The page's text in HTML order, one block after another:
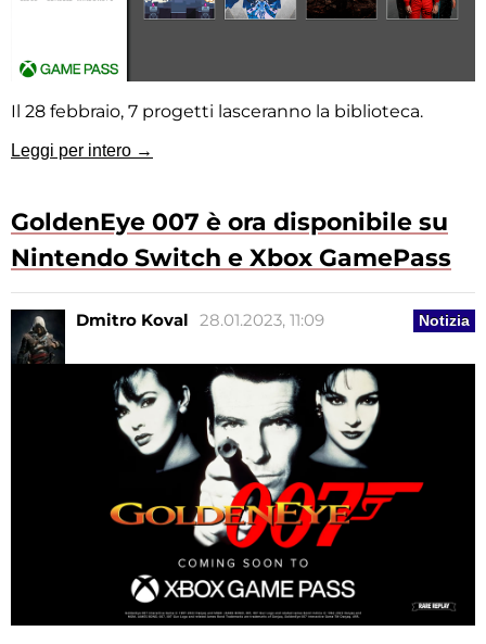
Il 28 febbraio, 7 progetti lasceranno la biblioteca.
Leggi per intero →
GoldenEye 007 è ora disponibile su
Nintendo Switch e Xbox GamePass
Notizia
Dmitro Koval 28.01.2023, 11:09